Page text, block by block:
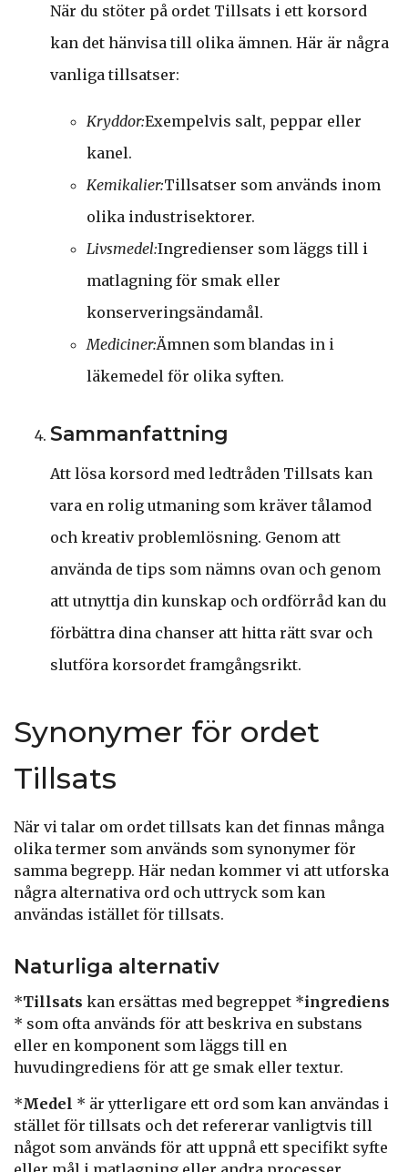
När du stöter på ordet Tillsats i ett korsord
kan det hänvisa till olika ämnen. Här är några
vanliga tillsatser:
Kryddor:Exempelvis salt, peppar eller
kanel.
Kemikalier:Tillsatser som används inom
olika industrisektorer.
Livsmedel:Ingredienser som läggs till i
matlagning för smak eller
konserveringsändamål.
Mediciner:Ämnen som blandas in i
läkemedel för olika syften.
Sammanfattning
Att lösa korsord med ledtråden Tillsats kan
vara en rolig utmaning som kräver tålamod
och kreativ problemlösning. Genom att
använda de tips som nämns ovan och genom
att utnyttja din kunskap och ordförråd kan du
förbättra dina chanser att hitta rätt svar och
slutföra korsordet framgångsrikt.
Synonymer för ordet
Tillsats
När vi talar om ordet tillsats kan det finnas många
olika termer som används som synonymer för
samma begrepp. Här nedan kommer vi att utforska
några alternativa ord och uttryck som kan
användas istället för tillsats.
Naturliga alternativ
*Tillsats kan ersättas med begreppet *ingrediens
* som ofta används för att beskriva en substans
eller en komponent som läggs till en
huvudingrediens för att ge smak eller textur.
*Medel * är ytterligare ett ord som kan användas i
stället för tillsats och det refererar vanligtvis till
något som används för att uppnå ett specifikt syfte